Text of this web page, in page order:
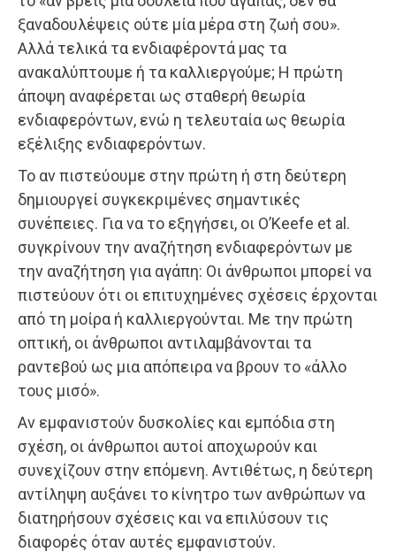
ξαναδουλέψεις ούτε μία μέρα στη ζωή σου».
Αλλά τελικά τα ενδιαφέροντά μας τα
ανακαλύπτουμε ή τα καλλιεργούμε; Η πρώτη
άποψη αναφέρεται ως σταθερή θεωρία
ενδιαφερόντων, ενώ η τελευταία ως θεωρία
εξέλιξης ενδιαφερόντων.
Το αν πιστεύουμε στην πρώτη ή στη δεύτερη
δημιουργεί συγκεκριμένες σημαντικές
συνέπειες. Για να το εξηγήσει, οι O’Keefe et al.
συγκρίνουν την αναζήτηση ενδιαφερόντων με
την αναζήτηση για αγάπη: Οι άνθρωποι μπορεί να
πιστεύουν ότι οι επιτυχημένες σχέσεις έρχονται
από τη μοίρα ή καλλιεργούνται. Με την πρώτη
οπτική, οι άνθρωποι αντιλαμβάνονται τα
ραντεβού ως μια απόπειρα να βρουν το «άλλο
τους μισό».
Αν εμφανιστούν δυσκολίες και εμπόδια στη
σχέση, οι άνθρωποι αυτοί αποχωρούν και
συνεχίζουν στην επόμενη. Αντιθέτως, η δεύτερη
αντίληψη αυξάνει το κίνητρο των ανθρώπων να
διατηρήσουν σχέσεις και να επιλύσουν τις
διαφορές όταν αυτές εμφανιστούν.